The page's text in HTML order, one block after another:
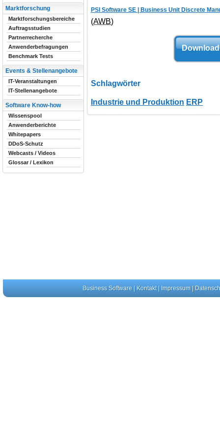
PSI Software SE | Business Unit Discrete
(AWB)
Schlagwörter
Industrie und Produktion ERP
Marktforschung
Marktforschungsbereiche
Auftragsstudien
Partnerrecherche
Anwenderbefragungen
Benchmark Tests
Events & Stellenangebote
IT-Veranstaltungen
IT-Stellenangebote
Software Know-how
Wissenspool
Anwenderberichte
Whitepapers
DDoS-Schutz
Webcasts / Videos
Glossar / Lexikon
Business Software| Kontakt| Impressum|